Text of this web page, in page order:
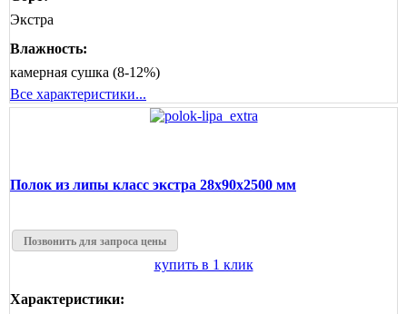
Экстра
Влажность:
камерная сушка (8-12%)
Все характеристики...
Полок из липы класс экстра 28x90x2500 мм
Позвонить для запроса цены
купить в 1 клик
Характеристики: